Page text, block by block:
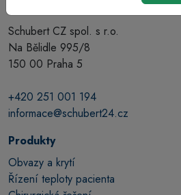
Schubert CZ spol. s r.o.
Na Bělidle 995/8
150 00 Praha 5
+420 251 001 194
informace@schubert24.cz
Produkty
Obvazy a krytí
Řízení teploty pacienta